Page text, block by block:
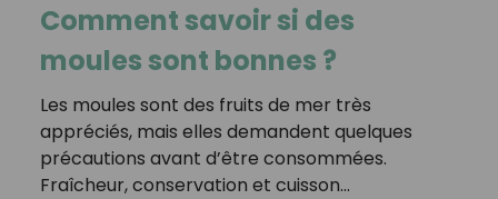
Comment savoir si des
moules sont bonnes ?
Les moules sont des fruits de mer très
appréciés, mais elles demandent quelques
précautions avant d’être consommées.
Fraîcheur, conservation et cuisson…